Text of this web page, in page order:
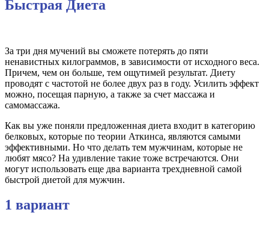
Быстрая Диета
За три дня мучений вы сможете потерять до пяти
ненавистных килограммов, в зависимости от исходного веса.
Причем, чем он больше, тем ощутимей результат. Диету
проводят с частотой не более двух раз в году. Усилить эффект
можно, посещая парную, а также за счет массажа и
самомассажа.
Как вы уже поняли предложенная диета входит в категорию
белковых, которые по теории Аткинса, являются самыми
эффективными. Но что делать тем мужчинам, которые не
любят мясо? На удивление такие тоже встречаются. Они
могут использовать еще два варианта трехдневной самой
быстрой диетой для мужчин.
1 вариант